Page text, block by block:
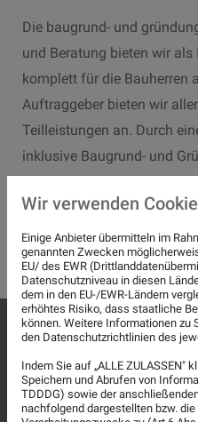
Die baugrund- und
und Beratung bieten wir
komplett für die Bauherren
Auftraggeber bieten wir
Teilleistungen an. Durch
inklusive Baugrund- und
wir die Voraussetzung für
Gründungsmaßnahmen.
Ein- und
Industriebauten und
Baugrund- und
Das Baugrund- und
Angaben zu den
Wir verwenden
Einige Anbieter übermitteln im
genannten Zwecken
EU/ des EWR
Datenschutzniveau in diesen
dem in den EU-/EWR-Ländern
erhöhtes Risiko, dass staatliche
können. Weitere Informationen zu
den Datenschutzrichtlinien des
Indem Sie auf „ALLE ZULASSEN"
Speichern und Abrufen von
TDDDG) sowie der
nachfolgend dargestellten bzw.